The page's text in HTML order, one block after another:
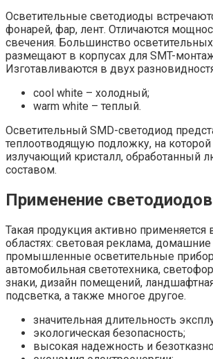
Осветительные светодиоды
фонарей, фар, лент. Отличаются
свечения. Большинство
размещают в корпусах для SMT-
Изготавливаются в двух
cool white – холодный;
warm white – теплый.
Осветительный SMD-светодиод
теплоотводящую подложку, на
излучающий кристалл,
составом.
Применение светодиодов
Такая продукция активно применяется
областях: световая реклама, домашние
промышленные осветительные
автомобильная светотехника,
знаки, дизайн помещений,
подсветка, а также многое другое.
значительная длительность
экологическая безопасность;
высокая надежность и